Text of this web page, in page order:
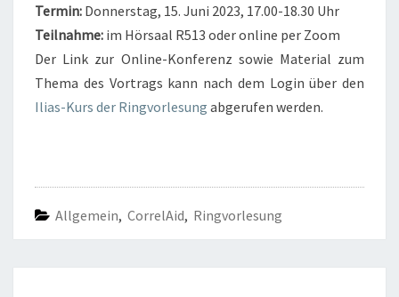
Termin: Donnerstag, 15. Juni 2023, 17.00-18.30 Uhr
Teilnahme: im Hörsaal R513 oder online per Zoom
Der Link zur Online-Konferenz sowie Material zum
Thema des Vortrags kann nach dem Login über den
Ilias-Kurs der Ringvorlesung abgerufen werden.
Allgemein, CorrelAid, Ringvorlesung